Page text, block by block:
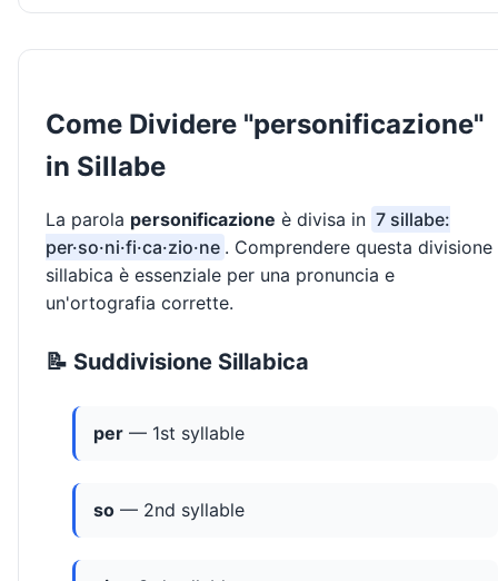
Come Dividere "personificazione"
in Sillabe
La parola personificazione è divisa in 7 sillabe:
per·so·ni·fi·ca·zio·ne . Comprendere questa divisione
sillabica è essenziale per una pronuncia e
un'ortografia corrette.
📝 Suddivisione Sillabica
per — 1st syllable
so — 2nd syllable